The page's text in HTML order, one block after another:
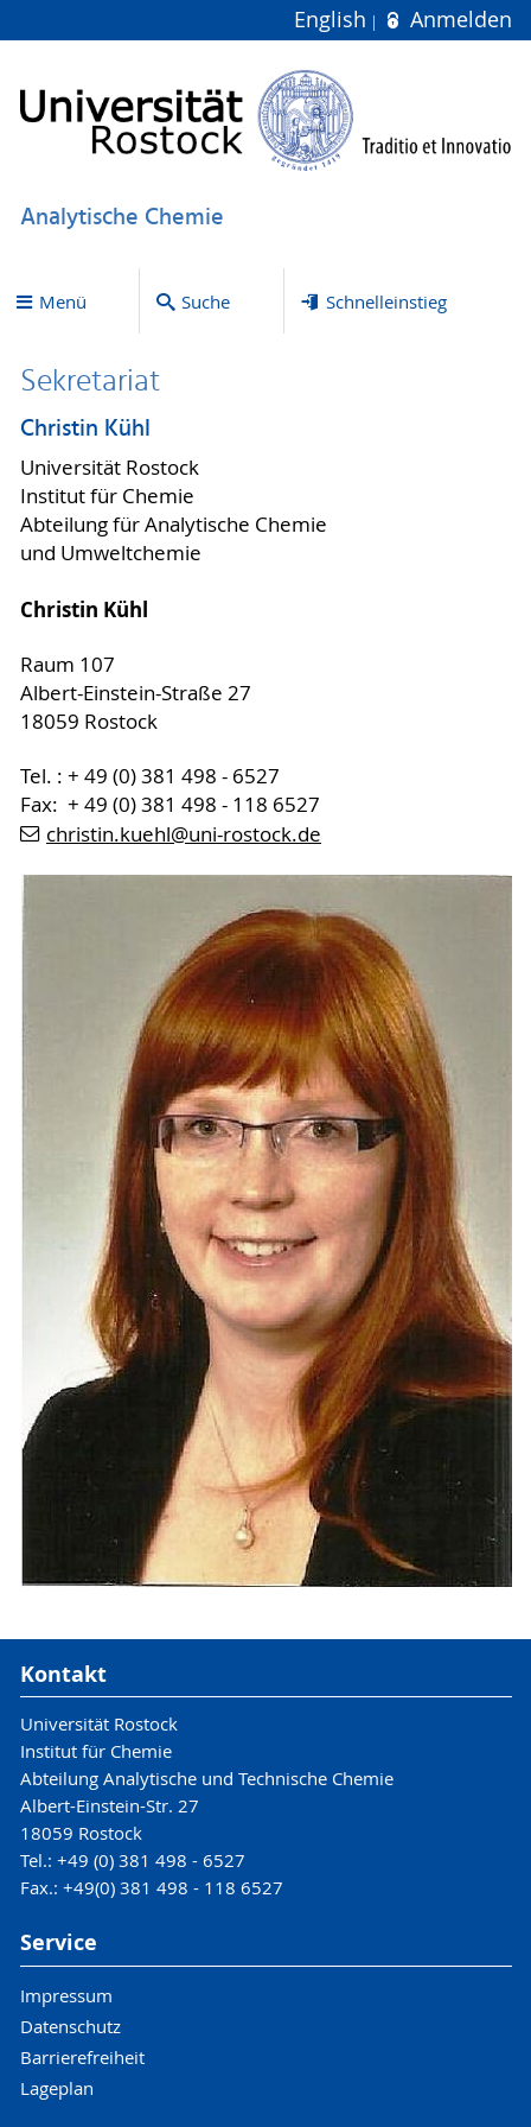
English Anmelden
Analytische Chemie
Menü Suche Schnelleinstieg
Sekretariat
Christin Kühl
Universität Rostock
Institut für Chemie
Abteilung für Analytische Chemie
und Umweltchemie
Christin Kühl
Raum 107
Albert-Einstein-Straße 27
18059 Rostock
Tel. : + 49 (0) 381 498 - 6527
Fax: + 49 (0) 381 498 - 118 6527
christin.kuehl@uni-rostock.de
Kontakt
Universität Rostock
Institut für Chemie
Abteilung Analytische und Technische Chemie
Albert-Einstein-Str. 27
18059 Rostock
Tel.: +49 (0) 381 498 - 6527
Fax.: +49(0) 381 498 - 118 6527
Service
Impressum
Datenschutz
Barrierefreiheit
Lageplan